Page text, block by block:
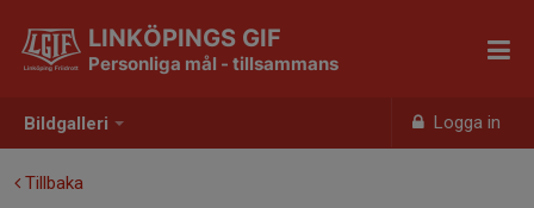
Bildgalleri Logga in
LINKÖPINGS GIF
Personliga mål - tillsammans
Tillbaka